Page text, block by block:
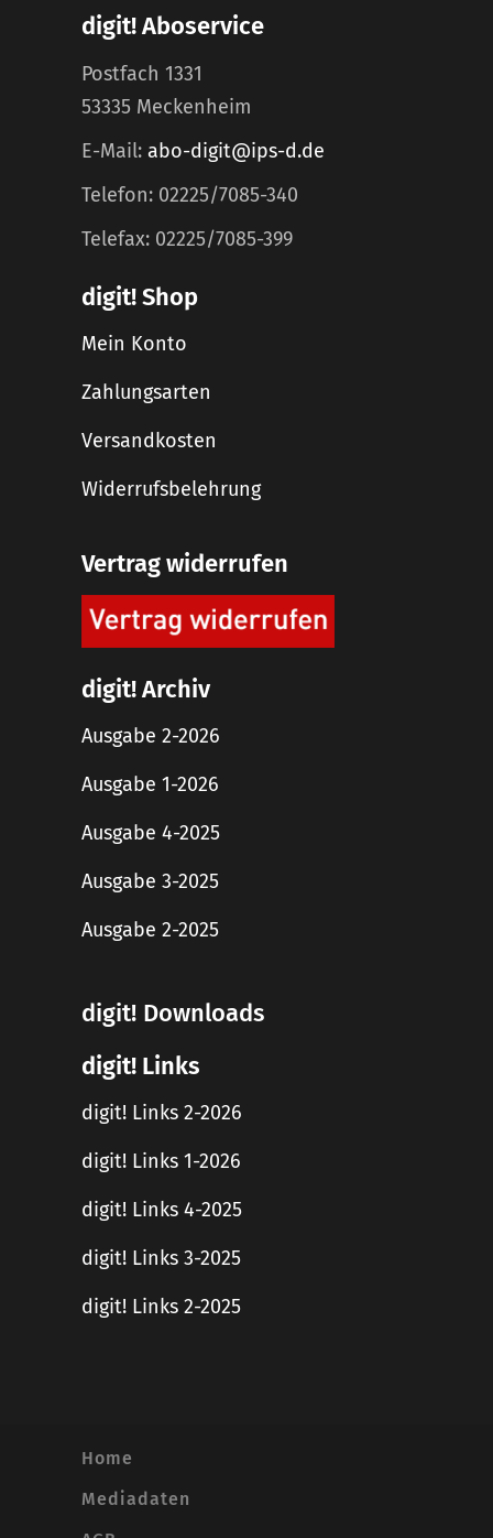
digit! Aboservice
Postfach 1331
53335 Meckenheim
E-Mail: abo-digit@ips-d.de
Telefon: 02225/7085-340
Telefax: 02225/7085-399
digit! Shop
Mein Konto
Zahlungsarten
Versandkosten
Widerrufsbelehrung
Vertrag widerrufen
digit! Archiv
Ausgabe 2-2026
Ausgabe 1-2026
Ausgabe 4-2025
Ausgabe 3-2025
Ausgabe 2-2025
digit! Downloads
digit! Links
digit! Links 2-2026
digit! Links 1-2026
digit! Links 4-2025
digit! Links 3-2025
digit! Links 2-2025
Home
Mediadaten